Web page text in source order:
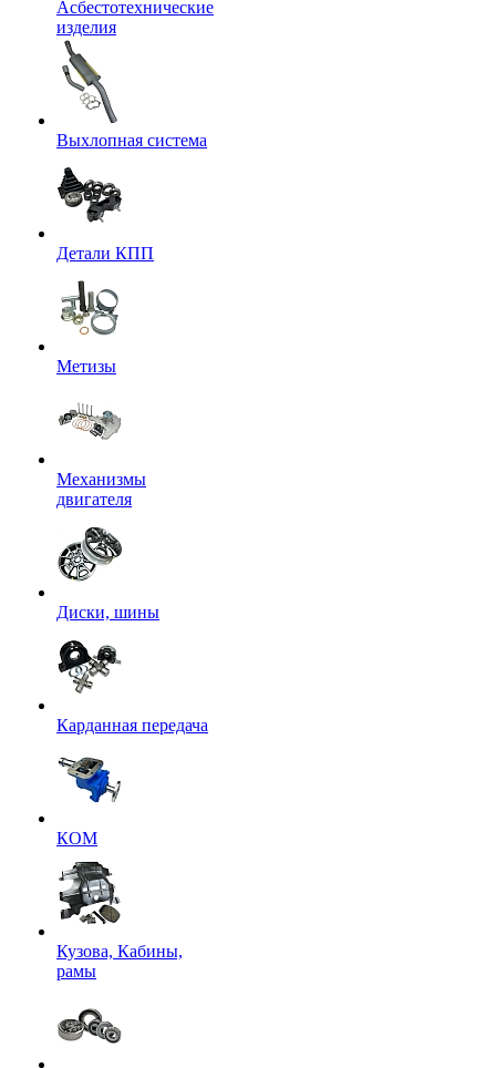
Асбестотехнические
изделия
Выхлопная система
Детали КПП
Метизы
Механизмы
двигателя
Диски, шины
Карданная передача
КОМ
Кузова, Кабины,
рамы